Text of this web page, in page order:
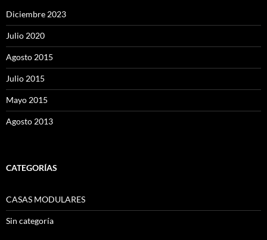
Diciembre 2023
Julio 2020
Agosto 2015
Julio 2015
Mayo 2015
Agosto 2013
CATEGORÍAS
CASAS MODULARES
Sin categoría